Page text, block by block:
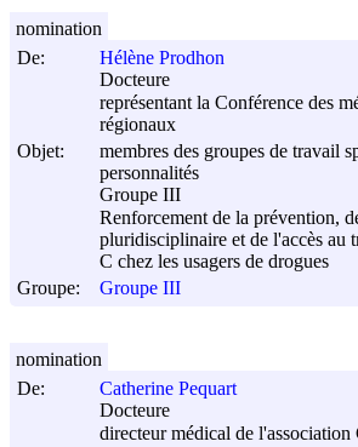
De:
Hélène Prodhon
Docteure
représentant la Conférence des
régionaux
Objet:
membres des groupes de travail
personnalités
Groupe III
Renforcement de la prévention,
pluridisciplinaire et de l'accès au
C chez les usagers de drogues
Groupe:
Groupe III
nomination
De:
Catherine Pequart
Docteure
directeur médical de l'association
nomination